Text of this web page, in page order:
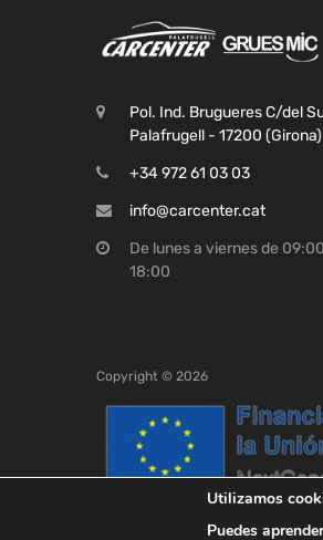
Pol. Ind. Brugueres C/del
Palafrugell - 17200 (Girona)
+34 972 61 03 03
info@carcenter.cat
De lunes a viernes de
18:00
Copyright © 2026
Utilizamos
Puedes